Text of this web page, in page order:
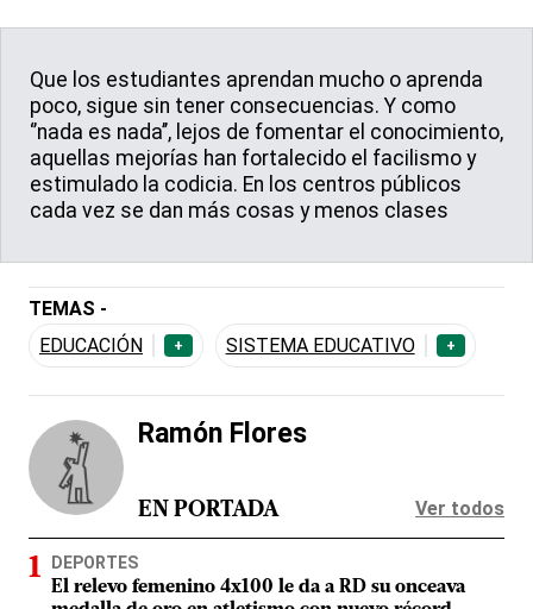
Que los estudiantes aprendan mucho o aprenda
poco, sigue sin tener consecuencias. Y como
‘’nada es nada’’, lejos de fomentar el conocimiento,
aquellas mejorías han fortalecido el facilismo y
estimulado la codicia. En los centros públicos
cada vez se dan más cosas y menos clases
TEMAS -
EDUCACIÓN
+ SISTEMA EDUCATIVO +
Ramón Flores
EN PORTADA Ver todos
DEPORTES
El relevo femenino 4x100 le da a RD su onceava